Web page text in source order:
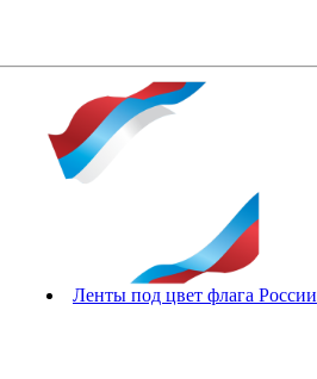
Ленты под цвет флага России